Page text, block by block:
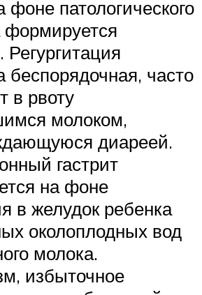
патологического
формируется
Регургитация
беспорядочная, часто
в рвоту
молоком,
диареей.
гастрит
на фоне
в желудок ребенка
околоплодных вод
молока.
избыточное